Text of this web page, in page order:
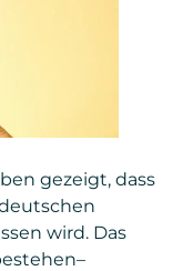
gezeigt, dass
wird. Das